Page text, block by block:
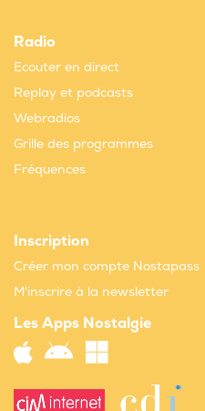
Radio
Ecouter en direct
Replay et podcasts
Webradios
Grille des programmes
Fréquences
Inscription
Créer mon compte Nostapass
M'inscrire à la newsletter
Les Apps Nostalgie